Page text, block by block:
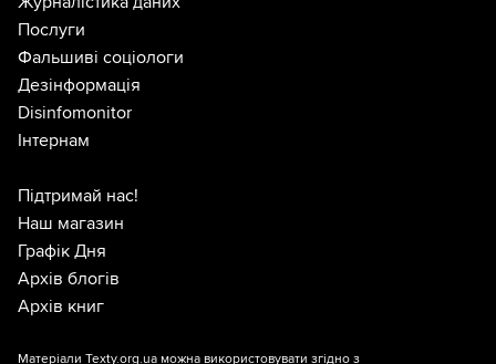
Послуги
Фальшиві соціологи
Дезінформація
Disinfomonitor
Інтернам
Підтримай нас!
Наш магазин
Графік Дня
Архів блогів
Архів книг
Матеріали Texty.org.ua можна використовувати згідно з